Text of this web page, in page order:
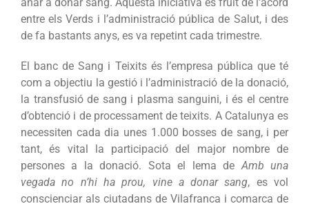
entre els Verds i l’administració pública de Salut, i des
de fa bastants anys, es va repetint cada trimestre.
El banc de Sang i Teixits és l’empresa pública que té
com a objectiu la gestió i l’administració de la donació,
la transfusió de sang i plasma sanguini, i és el centre
d’obtenció i de processament de teixits. A Catalunya es
necessiten cada dia unes 1.000 bosses de sang, i per
tant, és vital la participació del major nombre de
persones a la donació. Sota el lema deAmb una
vegada no n’hi ha prou, vine a donar sang, es vol
conscienciar als ciutadans de Vilafranca i comarca de